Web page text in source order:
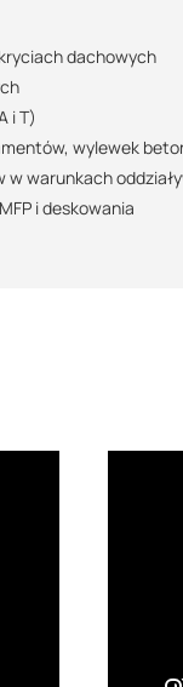
dachowych
i T)
wylewek
warunkach
i deskowania